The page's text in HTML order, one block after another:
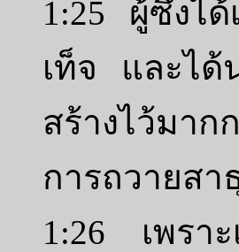
1:25 ผู้ซึ่งได้
เท็จ และได้
สร้างไว้มาก
การถวายสา
1:26 เพราะ